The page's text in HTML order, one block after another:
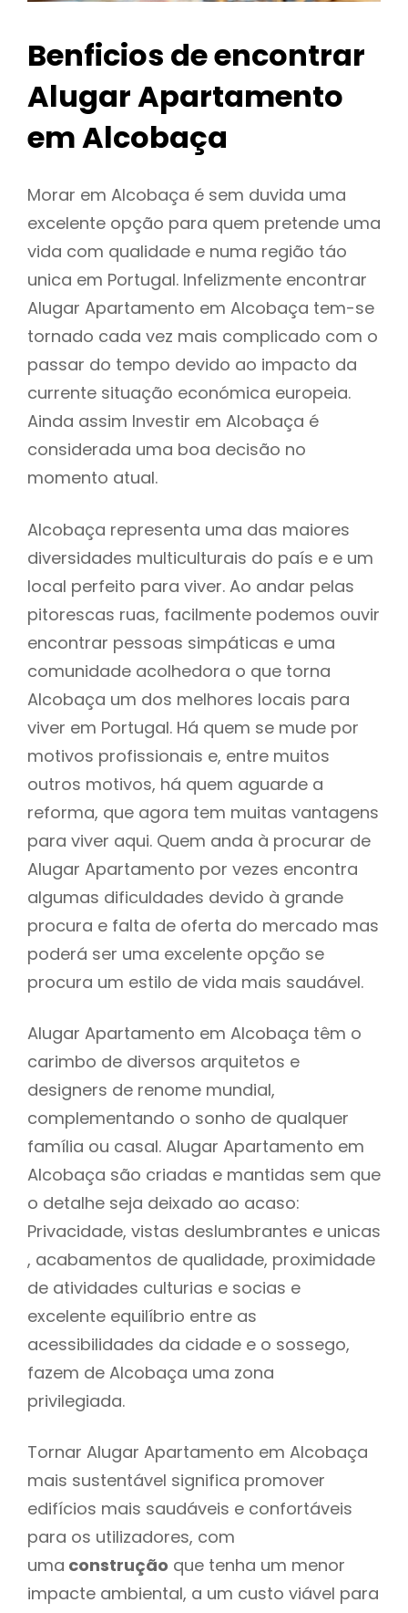
Benficios de encontrar
Alugar Apartamento
em Alcobaça
Morar em Alcobaça é sem duvida uma
excelente opção para quem pretende uma
vida com qualidade e numa região táo
unica em Portugal. Infelizmente encontrar
Alugar Apartamento em Alcobaça tem-se
tornado cada vez mais complicado com o
passar do tempo devido ao impacto da
currente situação económica europeia.
Ainda assim Investir em Alcobaça é
considerada uma boa decisão no
momento atual.
Alcobaça representa uma das maiores
diversidades multiculturais do país e e um
local perfeito para viver. Ao andar pelas
pitorescas ruas, facilmente podemos ouvir
encontrar pessoas simpáticas e uma
comunidade acolhedora o que torna
Alcobaça um dos melhores locais para
viver em Portugal. Há quem se mude por
motivos profissionais e, entre muitos
outros motivos, há quem aguarde a
reforma, que agora tem muitas vantagens
para viver aqui. Quem anda à procurar de
Alugar Apartamento por vezes encontra
algumas dificuldades devido à grande
procura e falta de oferta do mercado mas
poderá ser uma excelente opção se
procura um estilo de vida mais saudável.
Alugar Apartamento em Alcobaça têm o
carimbo de diversos arquitetos e
designers de renome mundial,
complementando o sonho de qualquer
família ou casal. Alugar Apartamento em
Alcobaça são criadas e mantidas sem que
o detalhe seja deixado ao acaso:
Privacidade, vistas deslumbrantes e unicas
, acabamentos de qualidade, proximidade
de atividades culturias e socias e
excelente equilíbrio entre as
acessibilidades da cidade e o sossego,
fazem de Alcobaça uma zona
privilegiada.
Tornar Alugar Apartamento em Alcobaça
mais sustentável significa promover
edifícios mais saudáveis e confortáveis
para os utilizadores, com
uma construção que tenha um menor
impacte ambiental, a um custo viável para